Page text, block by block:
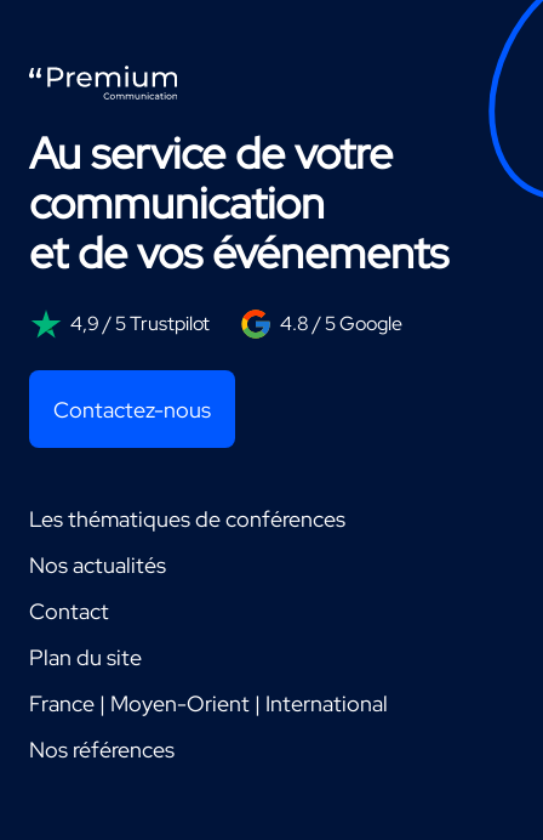
Au service de votre
communication
et de vos événements
4,9 / 5 Trustpilot 4.8 / 5 Google
Contactez-nous
Les thématiques de conférences
Nos actualités
Contact
Plan du site
France | Moyen-Orient | International
Nos références